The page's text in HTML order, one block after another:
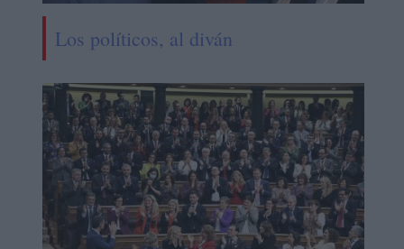
Los políticos, al diván